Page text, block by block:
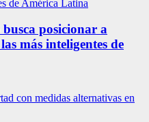
posicionar a
más inteligentes de